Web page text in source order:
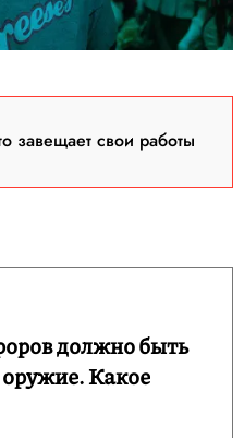
завещает свои работы
должно быть
Какое